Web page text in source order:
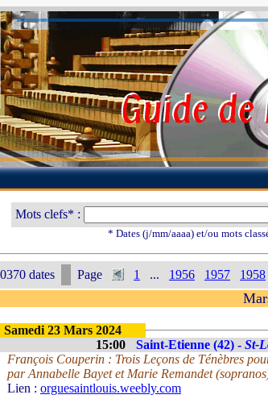
Mots clefs* :
* Dates (j/mm/aaaa) et/ou mots
dates Page 1 ... 1956 1957 1958
Samedi 23 Mars 2024
15:00
Saint-Etienne (42) - St-
François Couperin : Trois Leçons de Ténèbres
par Annabelle Bayet et Marie Remandet
Lien : orguesaintlouis.weebly.com